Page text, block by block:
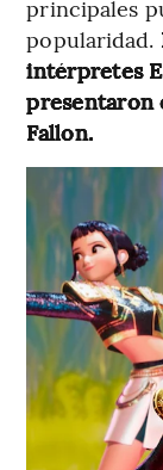
principales
popularidad.
intérpretes
presentaron
Fallon.